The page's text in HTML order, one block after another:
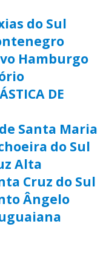
do Sul
Hamburgo
DE
Santa Maria
do Sul
Alta
Cruz do Sul
Ângelo